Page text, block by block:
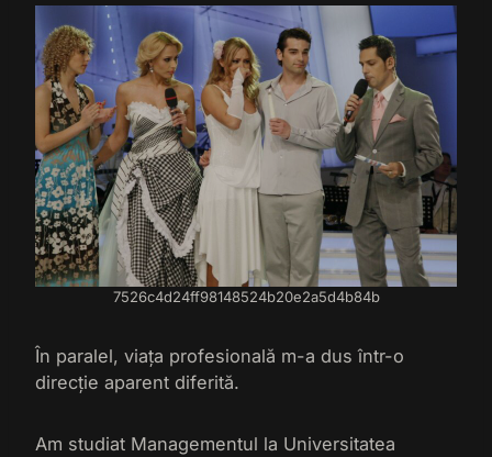
7526c4d24ff98148524b20e2a5d4b84b
În paralel, viața profesională m-a dus într-o
direcție aparent diferită.
Am studiat Managementul la Universitatea